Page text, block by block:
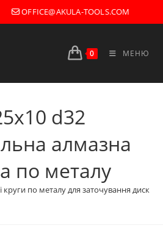
OFFICE@AKULA-TOOLS.COM
0 МЕНЮ
d32
алмазна
по металу
круги по металу для заточування